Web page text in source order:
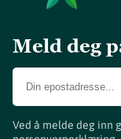
Meld deg
Ved å melde deg inn